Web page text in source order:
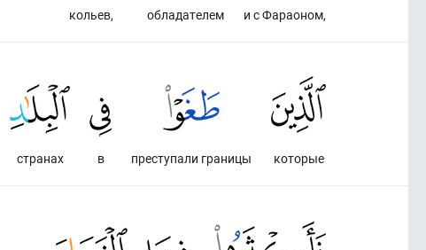
и с Фараоном,
обладателем
кольев,
которые
преступали границы
в
странах